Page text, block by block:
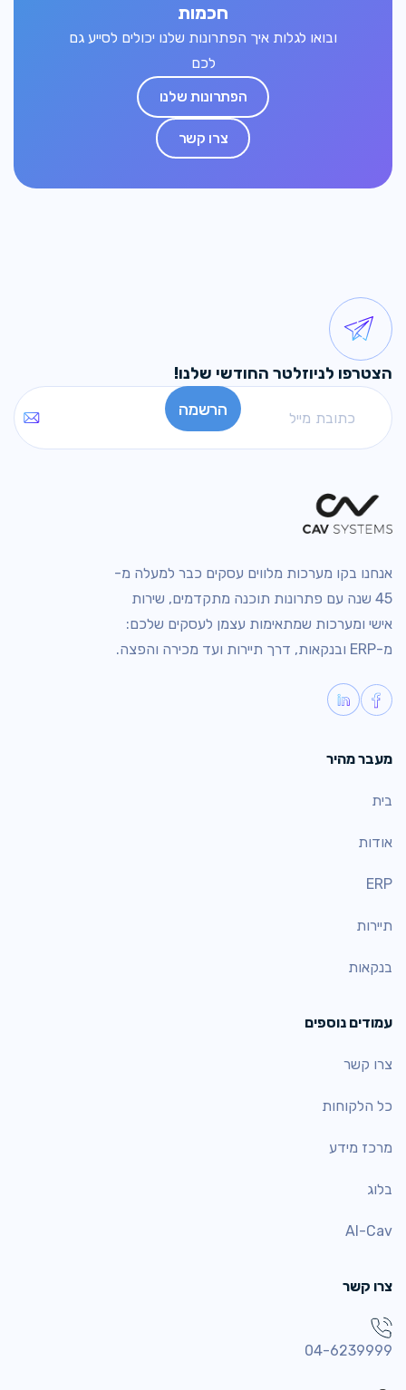
חכמות
ובואו לגלות איך הפתרונות שלנו יכולים לסייע גם
לכם
הפתרונות שלנו
צרו קשר
הצטרפו לניוזלטר החודשי שלנו!
אנחנו בקו מערכות מלווים עסקים כבר למעלה מ-
45 שנה עם פתרונות תוכנה מתקדמים, שירות
אישי ומערכות שמתאימות עצמן לעסקים שלכם:
מ-ERP ובנקאות, דרך תיירות ועד מכירה והפצה.
מעבר מהיר
בית
אודות
ERP
תיירות
בנקאות
עמודים נוספים
צרו קשר
כל הלקוחות
מרכז מידע
בלוג
AI-Cav
צרו קשר
04-6239999